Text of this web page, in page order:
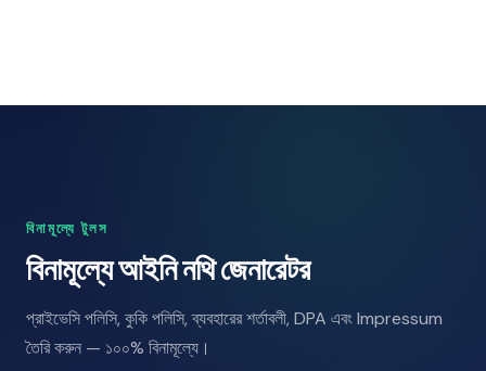
বিনামূল্যে টুলস
বিনামূল্যে আইনি নথি জেনারেটর
প্রাইভেসি পলিসি, কুকি পলিসি, ব্যবহারের শর্তাবলী, DPA এবং Impressum
তৈরি করুন — ১০০% বিনামূল্যে।